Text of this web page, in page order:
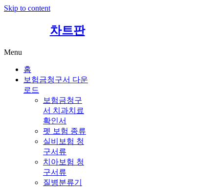
Skip to content
차트판
Menu
홈
보험금청구서 다운
로드
보험금청구
서 치과치료
확인서
펫 보험 종류
실비보험 청
구서류
치아보험 청
구서류
질병분류기